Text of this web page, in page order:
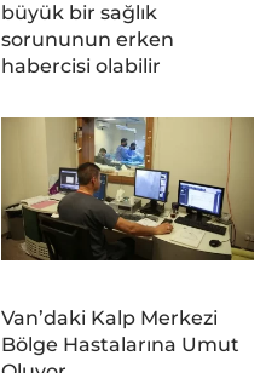
büyük bir sağlık
sorununun erken
habercisi olabilir
Van’daki Kalp Merkezi
Bölge Hastalarına Umut